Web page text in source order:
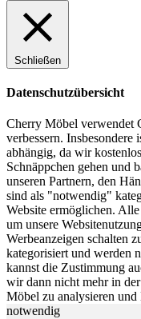
Schließen
Datenschutzübersicht
Cherry Möbel verwendet
verbessern.
abhängig, da wir
Schnäppchen gehen und
unseren Partnern, den
sind als "notwendig"
Website ermöglichen.
um unsere
Werbeanzeigen schalten
kategorisiert und werden
kannst die Zustimmung
wir dann nicht mehr in
Möbel zu analysieren und
notwendig